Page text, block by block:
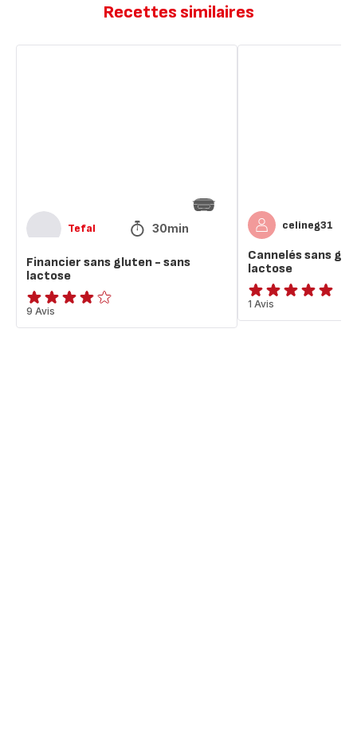
Recettes similaires
Tefal 30min
Financier sans gluten - sans
lactose
ratings.3.8
9 Avis
celineg31
Cannelés sans
lactose
Avis
5
1 Avis